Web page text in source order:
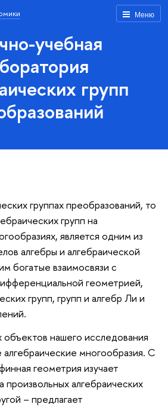
Меню
учебная
групп
группах преобразований, то
групп на
является одним из
алгебры и алгебраической
богатые взаимосвязи с
геометрией,
групп, групп и алгебр Ли и
нашего исследования
многообразия. С
геометрия изучает
произвольных алгебраических
– предлагает